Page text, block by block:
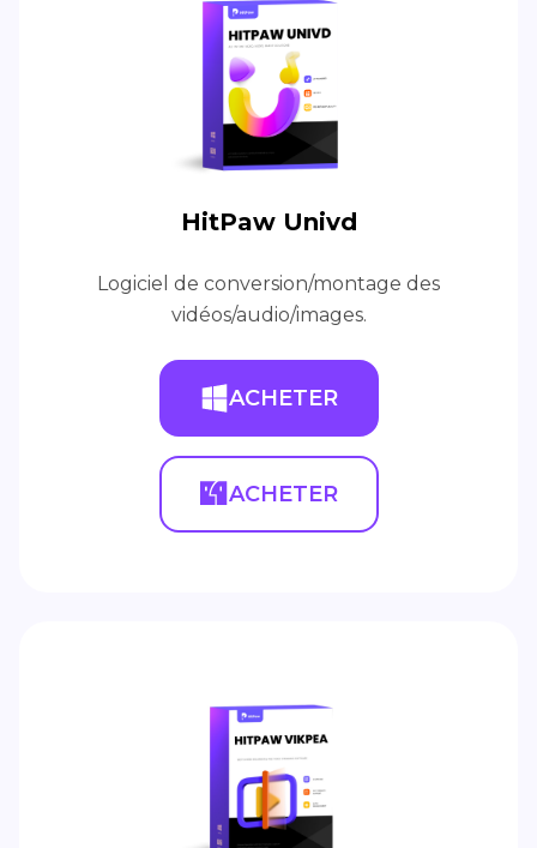
HitPaw Univd
Logiciel de conversion/montage des
vidéos/audio/images.
ACHETER
ACHETER